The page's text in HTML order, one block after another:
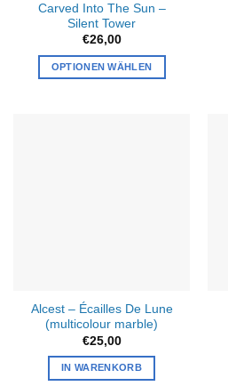
Carved Into The Sun –
Silent Tower
€26,00
OPTIONEN WÄHLEN
Alcest – Écailles De Lune
(multicolour marble)
€25,00
IN WARENKORB